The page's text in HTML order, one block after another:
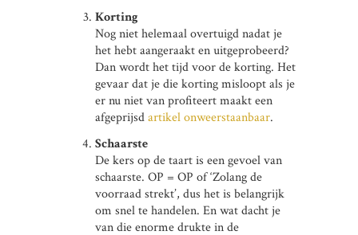
Korting
Nog niet helemaal overtuigd nadat je
het hebt aangeraakt en uitgeprobeerd?
Dan wordt het tijd voor de korting. Het
gevaar dat je die korting misloopt als je
er nu niet van profiteert maakt een
afgeprijsdartikel onweerstaanbaar.
Schaarste
De kers op de taart is een gevoel van
schaarste. OP = OP of ‘Zolang de
voorraad strekt’, dus het is belangrijk
om snel te handelen. En wat dacht je
van die enorme drukte in de